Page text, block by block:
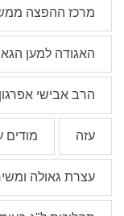
מרכז ההפצה
האגודה למען
הרב אבישי אפרגון
עזה מודים
עצרת גאולה